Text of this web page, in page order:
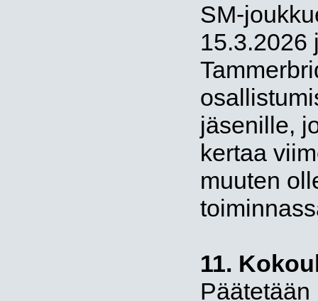
SM-
15.3.2026
jäsenille,
kertaa
muuten
11.